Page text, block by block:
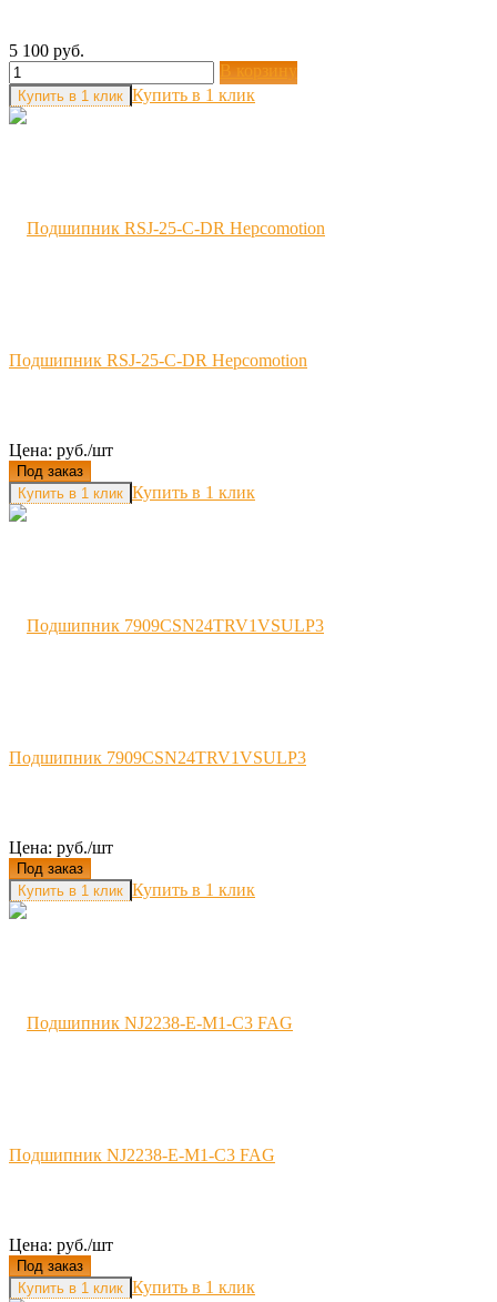
5 100 руб.
В корзину
Купить в 1 клик
Подшипник RSJ-25-C-DR Hepcomotion
Цена: руб./шт
Под заказ
Купить в 1 клик
Подшипник 7909CSN24TRV1VSULP3
Цена: руб./шт
Под заказ
Купить в 1 клик
Подшипник NJ2238-E-M1-C3 FAG
Цена: руб./шт
Под заказ
Купить в 1 клик